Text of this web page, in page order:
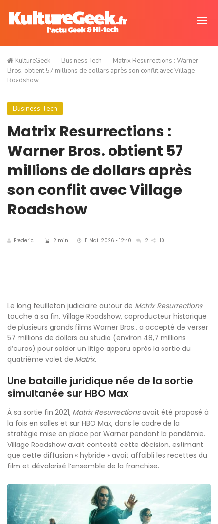
KultureGeek Business Tech
Matrix Resurrections : Warner
Bros. obtient 57 millions de dollars après son conflit avec Village
Roadshow
Business Tech
Matrix Resurrections :
Warner Bros. obtient 57
millions de dollars après
son conflit avec Village
Roadshow
Frederic L. 2 min. 11 Mai. 2026 • 12:40 2 10
Le long feuilleton judiciaire autour de Matrix Resurrections
touche à sa fin. Village Roadshow, coproducteur historique
de plusieurs grands films Warner Bros., a accepté de verser
57 millions de dollars au studio (environ 48,7 millions
d’euros) pour solder un litige apparu après la sortie du
quatrième volet de Matrix.
Une bataille juridique née de la sortie
simultanée sur HBO Max
À sa sortie fin 2021, Matrix Resurrectionsavait été proposé à
la fois en salles et sur HBO Max, dans le cadre de la
stratégie mise en place par Warner pendant la pandémie.
Village Roadshow avait contesté cette décision, estimant
que cette diffusion « hybride » avait affaibli les recettes du
film et dévalorisé l’ensemble de la franchise.